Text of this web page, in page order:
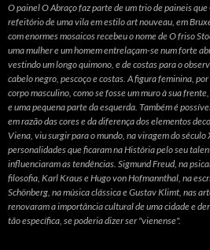
O painel O Abraço faz parte de um trio de paineis
refeitório de uma vila em estilo art nouveau, em
com enormes mosaicos recebeu o nome de O friso
uma mulher e um homem entrelaçam-se num forte
vestindo um longo quimono, e de costas para o
cabelo negro, pescoço e costas. A figura feminina,
corpo masculino, como se fosse um muro à sua
e uma pequena parte da esquerda. Também é
em razão das cores e da diferença dos elementos
Viena, viu surgir para o mundo, na viragem do século
personalidades que ficaram na História pelo seu
influenciaram as tendências. Sigmund Freud, na
filosofia, Karl Kraus e Hugo von Hofmannthal, na
Schönberg, na música clássica e Gustav Klimt, nas
renovaram a importância cultural de uma cidade e
tão específica, se poderia dizer ser "vienense".